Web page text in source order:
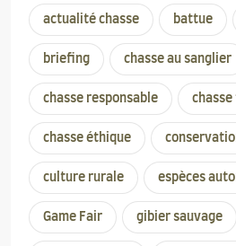
actualité chasse battue
briefing chasse au sanglier
chasse responsable
chasse éthique
culture rurale espèces
Game Fair gibier sauvage